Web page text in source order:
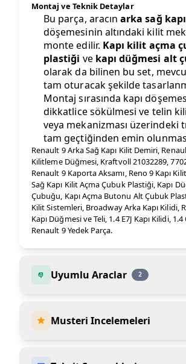
Montaj ve Teknik Detaylar
Bu parça, aracınarka sağ kapı
döşemesinin altındaki kilit
monte edilir. Kapı kilit açma
plastiği ve kapı düğmesi alt
olarak da bilinen bu set,
tam oturacak şekilde
Montaj sırasında kapı
dikkatlice sökülmesi ve telin
veya mekanizması üzerindeki
tam geçtiğinden emin
Renault 9 Arka Sağ Kapı Kilit Demiri,
Kilitleme Düğmesi, Kraftvoll 21032289,
Renault 9 Kaporta Aksamı, Reno 9 Kapı
Sağ Kapı Kilit Açma Çubuk Plastiği, Kapı
Çubuğu, Kapı Açma Butonu Alt Çubuk
Kilit Sistemleri, Broadway Arka Kapı Kilidi,
Kapı Düğmesi ve Teli, 1.4 E7J Kapı Kilidi, 1.4
Renault 9 Yedek Parça.
Uyumlu Araclar 2
Musteri Incelemeleri